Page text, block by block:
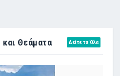
Θεάματα Δείτε τα Όλα